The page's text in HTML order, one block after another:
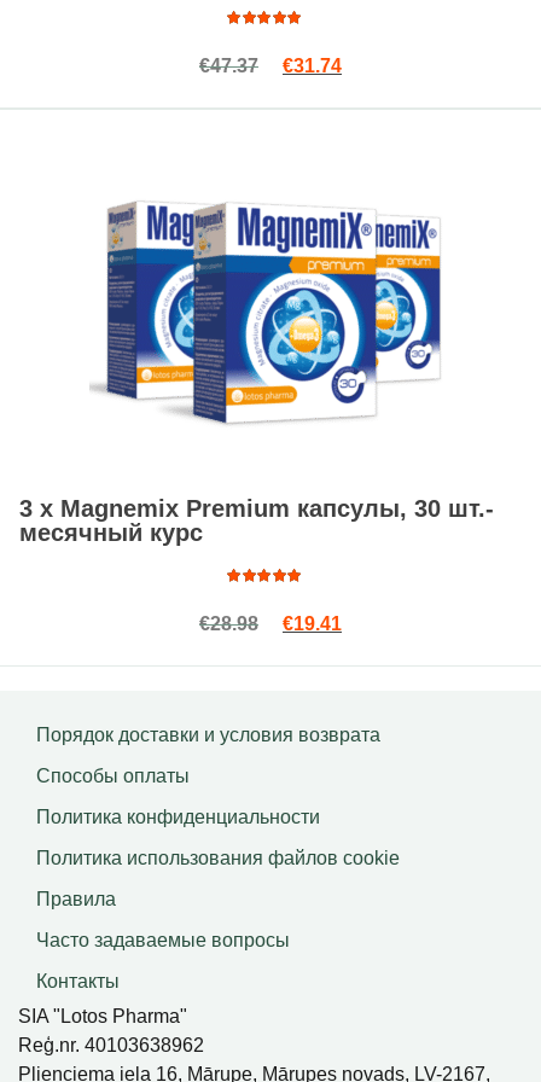
4.71
из
€47.37 Первоначальная цена
€31.74Текущая цена:
3 x Magnemix Premium капсулы, 30 шт.-
месячный курс
5.00
из
€28.98 Первоначальная цена
€19.41
Порядок доставки и условия возврата
Способы оплаты
Политика конфиденциальности
Политика использования файлов сookie
Правила
Часто задаваемые вопросы
Контакты
SIA "Lotos Pharma"
Reģ.nr. 40103638962
Plieņciema iela 16, Mārupe, Mārupes novads, LV-2167,